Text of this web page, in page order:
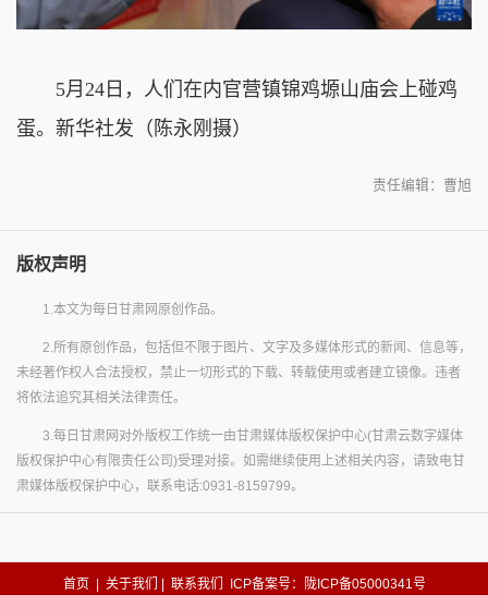
5月24日，人们在内官营镇锦鸡塬山庙会上碰鸡
蛋。 新华社发（陈永刚摄）
责任编辑：曹旭
版权声明
1.本文为每日甘肃网原创作品。
2.所有原创作品，包括但不限于图片、文字及多媒体形式的新闻、信息等，
未经著作权人合法授权，禁止一切形式的下载、转载使用或者建立镜像。违者
将依法追究其相关法律责任。
3.每日甘肃网对外版权工作统一由甘肃媒体版权保护中心(甘肃云数字媒体
版权保护中心有限责任公司)受理对接。如需继续使用上述相关内容，请致电甘
肃媒体版权保护中心，联系电话:0931-8159799。
首页 关于我们 联系我们 ICP备案号：陇ICP备05000341号